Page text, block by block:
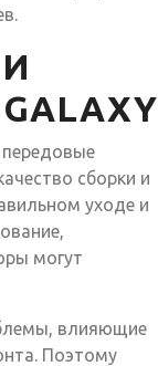
сборки и
уходе и
могут
влияющие
Поэтому